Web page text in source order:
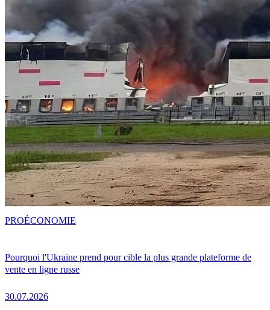
Pourquoi l'Ukraine prend pour cible la plus grande plateforme de
vente en ligne russe
30.07.2026
PROÉCONOMIE